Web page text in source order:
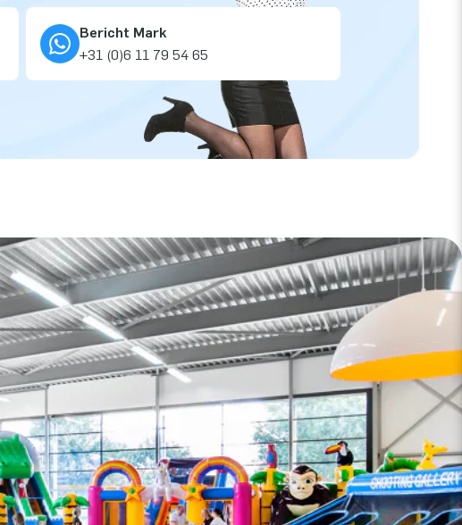
Bericht Mark
+31 (0)6 11 79 54 65